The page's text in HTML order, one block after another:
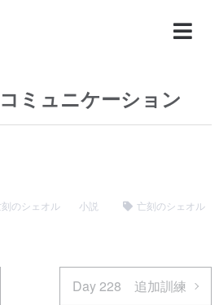
ミュニケーション
のシェオル 小説 亡刻のシェオル
Day 228 追加訓練